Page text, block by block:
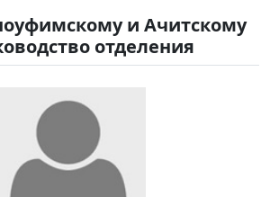
и Ачитскому
отделения